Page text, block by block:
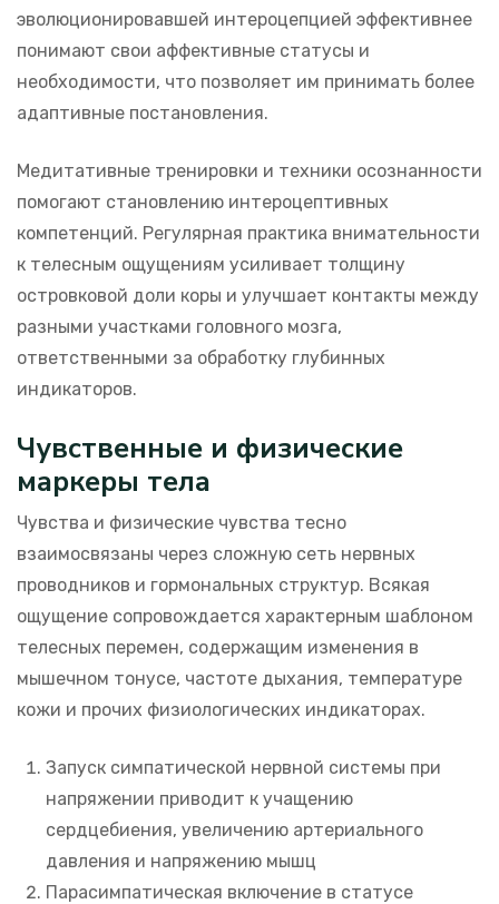
эволюционировавшей интероцепцией эффективнее
понимают свои аффективные статусы и
необходимости, что позволяет им принимать более
адаптивные постановления.
Медитативные тренировки и техники осознанности
помогают становлению интероцептивных
компетенций. Регулярная практика внимательности
к телесным ощущениям усиливает толщину
островковой доли коры и улучшает контакты между
разными участками головного мозга,
ответственными за обработку глубинных
индикаторов.
Чувственные и физические
маркеры тела
Чувства и физические чувства тесно
взаимосвязаны через сложную сеть нервных
проводников и гормональных структур. Всякая
ощущение сопровождается характерным шаблоном
телесных перемен, содержащим изменения в
мышечном тонусе, частоте дыхания, температуре
кожи и прочих физиологических индикаторах.
Запуск симпатической нервной системы при
напряжении приводит к учащению
сердцебиения, увеличению артериального
давления и напряжению мышц
Парасимпатическая включение в статусе